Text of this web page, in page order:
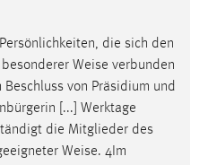
die sich den
Weise verbunden
von Präsidium und
[...] Werktage
die Mitglieder des
Weise. 4Im